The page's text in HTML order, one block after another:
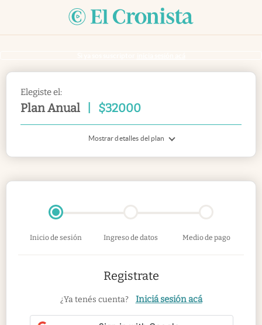
Elegiste el:
Plan Anual $32000
Mostrar detalles del plan
Inicio de sesión Ingreso de datos Medio de pago
Registrate
¿Ya tenés cuenta? Iniciá sesión acá